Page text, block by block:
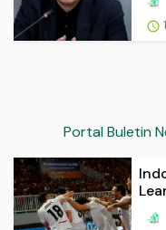
Portal Buletin